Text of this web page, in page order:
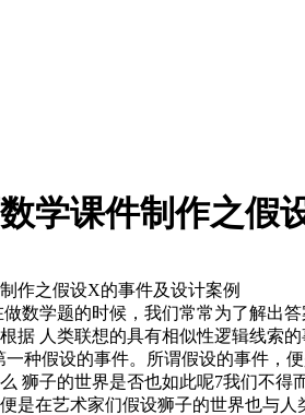
学课件制作之假
作之假设X的事件及设计案例
数学题的时候，我们常常为了解出
据 人类联想的具有相似性逻辑线索的
种假设的事件。所谓假设的事件，
狮子的世界是否也如此呢7我们不得
便是在艺术家们假设狮子的世界也与